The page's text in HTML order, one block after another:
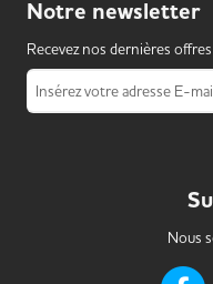
Notre newsletter
Recevez nos dernières
Insérez votre adresse E-
Nous